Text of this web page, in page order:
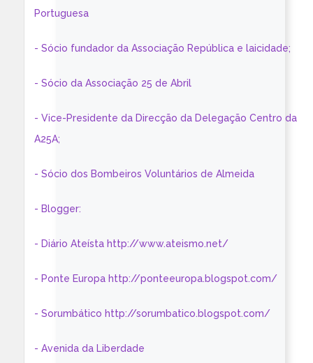
Portuguesa
- Sócio fundador da Associação República e laicidade;
- Sócio da Associação 25 de Abril
- Vice-Presidente da Direcção da Delegação Centro da
A25A;
- Sócio dos Bombeiros Voluntários de Almeida
- Blogger:
- Diário Ateísta http://www.ateismo.net/
- Ponte Europa http://ponteeuropa.blogspot.com/
- Sorumbático http://sorumbatico.blogspot.com/
- Avenida da Liberdade